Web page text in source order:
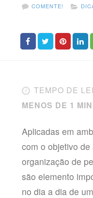
COMENTE!
TEMPO DE
MENOS DE 1
Aplicadas em
com o objetivo
organização de
são elemento
no dia a dia de